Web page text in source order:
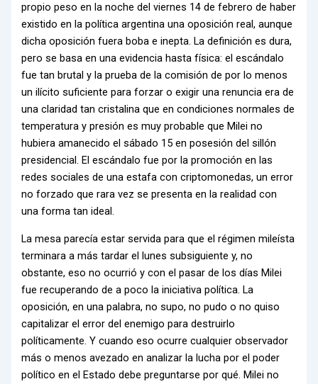
propio peso en la noche del viernes 14 de febrero de haber
existido en la política argentina una oposición real, aunque
dicha oposición fuera boba e inepta. La definición es dura,
pero se basa en una evidencia hasta física: el escándalo
fue tan brutal y la prueba de la comisión de por lo menos
un ilícito suficiente para forzar o exigir una renuncia era de
una claridad tan cristalina que en condiciones normales de
temperatura y presión es muy probable que Milei no
hubiera amanecido el sábado 15 en posesión del sillón
presidencial. El escándalo fue por la promoción en las
redes sociales de una estafa con criptomonedas, un error
no forzado que rara vez se presenta en la realidad con
una forma tan ideal.
La mesa parecía estar servida para que el régimen mileísta
terminara a más tardar el lunes subsiguiente y, no
obstante, eso no ocurrió y con el pasar de los días Milei
fue recuperando de a poco la iniciativa política. La
oposición, en una palabra, no supo, no pudo o no quiso
capitalizar el error del enemigo para destruirlo
políticamente. Y cuando eso ocurre cualquier observador
más o menos avezado en analizar la lucha por el poder
político en el Estado debe preguntarse por qué. Milei no